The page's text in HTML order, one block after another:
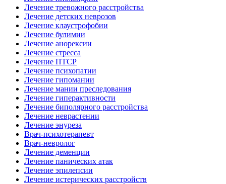
Лечение тревожного расстройства
Лечение детских неврозов
Лечение клаустрофобии
Лечение булимии
Лечение анорексии
Лечение стресса
Лечение ПТСР
Лечение психопатии
Лечение гипомании
Лечение мании преследования
Лечение гиперактивности
Лечение биполярного расстройства
Лечение неврастении
Лечение энуреза
Врач-психотерапевт
Врач-невролог
Лечение деменции
Лечение панических атак
Лечение эпилепсии
Лечение истерических расстройств